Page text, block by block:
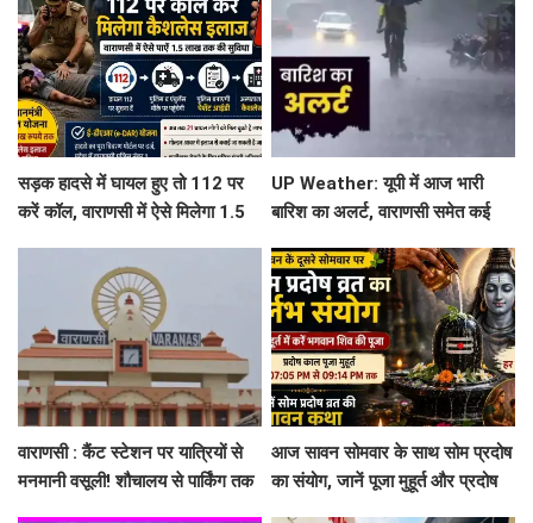
सड़क हादसे में घायल हुए तो 112 पर
करें कॉल, वाराणसी में ऐसे मिलेगा 1.5
UP Weather: यूपी में आज भारी
बारिश का अलर्ट, वाराणसी समेत कई
वाराणसी : कैंट स्टेशन पर यात्रियों से
मनमानी वसूली! शौचालय से पार्किंग तक
आज सावन सोमवार के साथ सोम प्रदोष
का संयोग, जानें पूजा मुहूर्त और प्रदोष